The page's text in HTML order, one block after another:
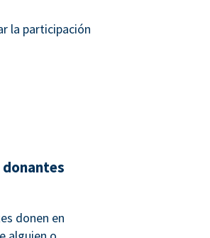
la participación
donen en